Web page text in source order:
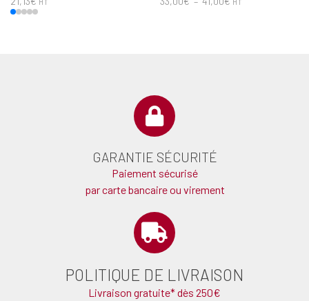
GARANTIE SÉCURITÉ
Paiement sécurisé
par carte bancaire ou virement
POLITIQUE DE LIVRAISON
Livraison gratuite* dès 250€